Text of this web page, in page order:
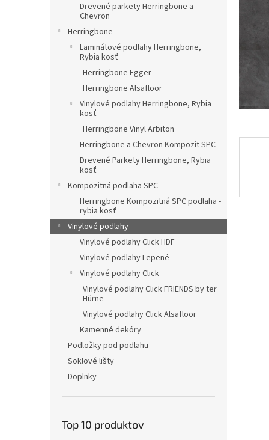
Drevené parkety Herringbone a
Chevron
Herringbone
Laminátové podlahy Herringbone,
Rybia kosť
Herringbone Egger
Herringbone Alsafloor
Vinylové podlahy Herringbone, Rybia
kosť
Herringbone Vinyl Arbiton
Herringbone a Chevron Kompozit SPC
Drevené Parkety Herringbone, Rybia
kosť
Kompozitná podlaha SPC
Herringbone Kompozitná SPC podlaha -
rybia kosť
Vinylové podlahy
Vinylové podlahy Click HDF
Vinylové podlahy Lepené
Vinylové podlahy Click
Vinylové podlahy Click FRIENDS by ter
Hürne
Vinylové podlahy Click Alsafloor
Kamenné dekóry
Podložky pod podlahu
Soklové lišty
Doplnky
Top 10 produktov